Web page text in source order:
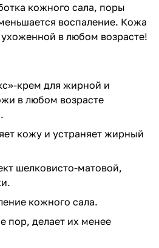
кожного сала, поры
воспаление. Кожа
в любом возрасте!
крем для жирной и
в любом возрасте
кожу и устраняет жирный
шелковисто-матовой,
кожного сала.
пор, делает их менее